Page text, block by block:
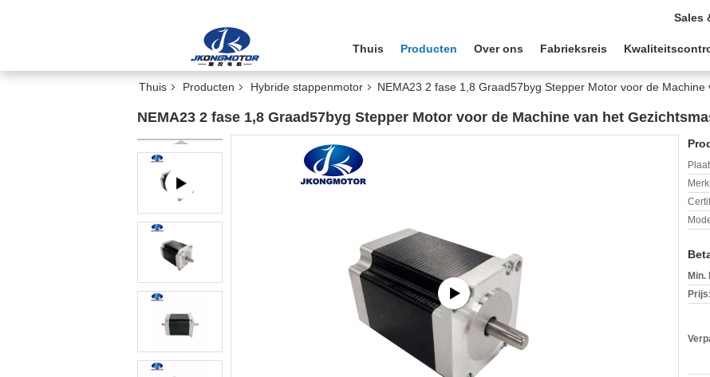
Sales
Thuis Producten Over ons Fabrieksreis
Thuis Producten Hybride stappenmotor NEMA23 2 fase 1,8 Graad57byg Stepper Motor voor de
NEMA23 2 fase 1,8 Graad57byg Stepper Motor voor de Machine van het
Min.
Prijs: